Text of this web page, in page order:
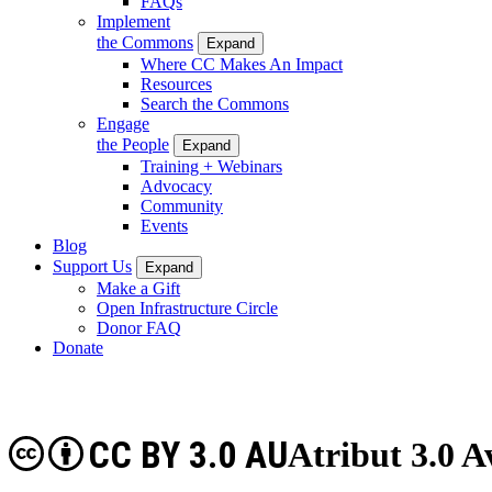
Implement
the Commons
Expand
Where CC Makes An Impact
Resources
Search the Commons
Engage
the People
Expand
Training + Webinars
Advocacy
Community
Events
Blog
Support Us
Expand
Make a Gift
Open Infrastructure Circle
Donor FAQ
Donate
Atribut 3.0
CC BY 3.0 AU